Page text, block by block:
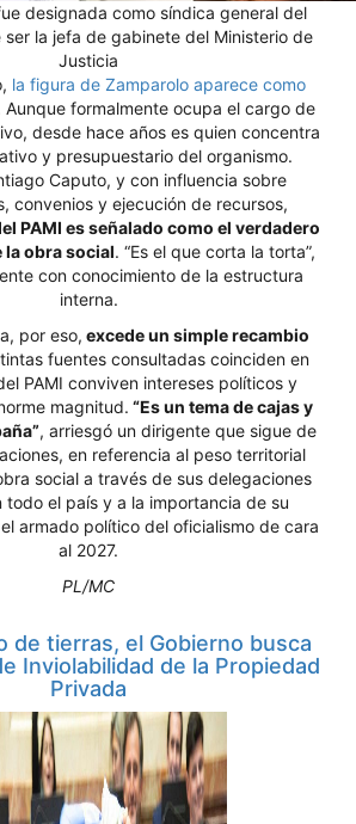
designada como síndica general del
ser la jefa de gabinete del Ministerio de
Justicia
la figura de Zamparolo aparece como
Aunque formalmente ocupa el cargo de
desde hace años es quien concentra
y presupuestario del organismo.
Caputo, y con influencia sobre
convenios y ejecución de recursos,
PAMI es señalado como el verdadero
obra social. “Es el que corta la torta”,
con conocimiento de la estructura
interna.
por eso, excede un simple recambio
fuentes consultadas coinciden en
PAMI conviven intereses políticos y
magnitud. “Es un tema de cajas y
, arriesgó un dirigente que sigue de
en referencia al peso territorial
social a través de sus delegaciones
todo el país y a la importancia de su
armado político del oficialismo de cara
al 2027.
PL/MC
de tierras, el Gobierno busca
Inviolabilidad de la Propiedad
Privada